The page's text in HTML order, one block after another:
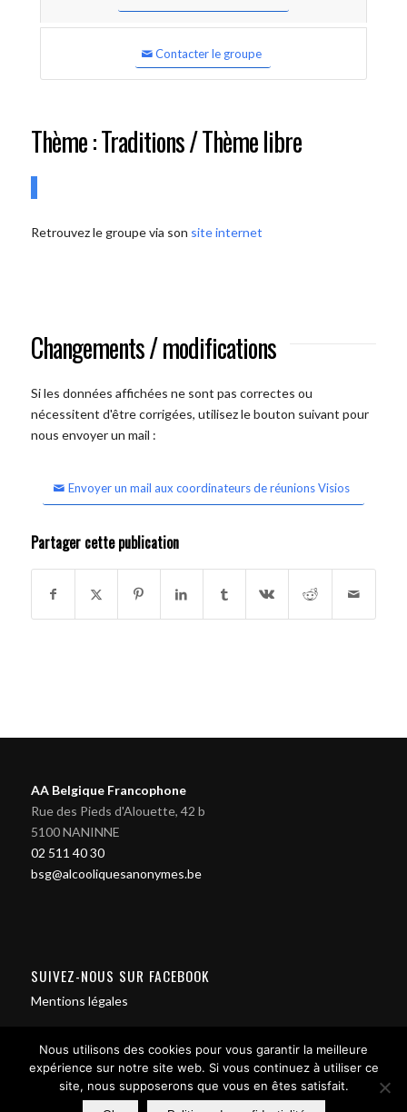
Contacter le groupe
Thème : Traditions / Thème libre
Retrouvez le groupe via son site internet
Changements / modifications
Si les données affichées ne sont pas correctes ou
nécessitent d'être corrigées, utilisez le bouton suivant pour
nous envoyer un mail :
Envoyer un mail aux coordinateurs de réunions Visios
Partager cette publication
AA Belgique Francophone
Rue des Pieds d'Alouette, 42 b
5100 NANINNE
02 511 40 30
bsg@alcooliquesanonymes.be
SUIVEZ-NOUS SUR FACEBOOK
Mentions légales
Nous utilisons des cookies pour vous garantir la meilleure
expérience sur notre site web. Si vous continuez à utiliser ce
site, nous supposerons que vous en êtes satisfait.
Contact us